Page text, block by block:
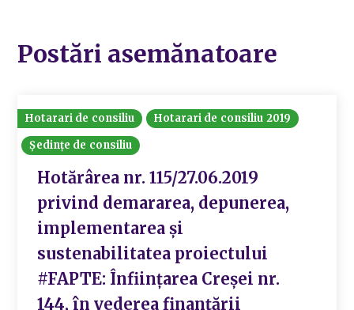
Postări asemănatoare
Hotarari de consiliu
Hotarari de consiliu 2019
Ședințe de consiliu
Hotărârea nr. 115/27.06.2019
privind demararea, depunerea,
implementarea și
sustenabilitatea proiectului
#FAPTE: Înființarea Creșei nr.
144, în vederea finanțării